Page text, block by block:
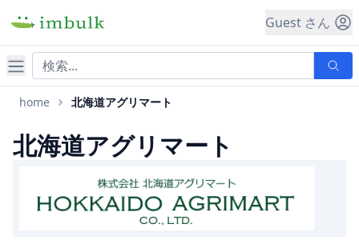
Guest さん
ナビゲーション
home 北海道アグリマート
北海道アグリマート